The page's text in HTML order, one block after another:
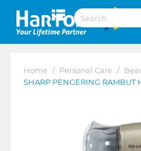
Home / Personal Care /
SHARP PENGERING RAMBUT